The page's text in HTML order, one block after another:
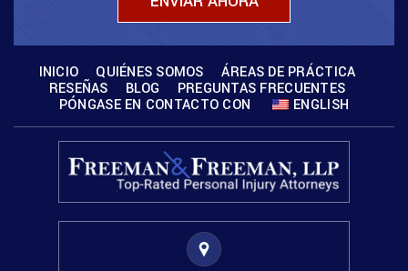
INICIO QUIÉNES SOMOS
ÁREAS DE PRÁCTICA
RESEÑAS
BLOG
PREGUNTAS FRECUENTES
PÓNGASE EN CONTACTO CON
ENGLISH